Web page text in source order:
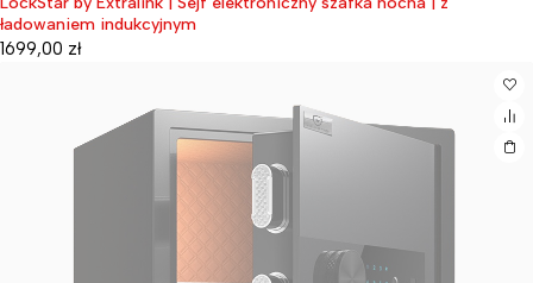
Wyprzedane
ładowaniem indukcyjnym
1699,00 zł